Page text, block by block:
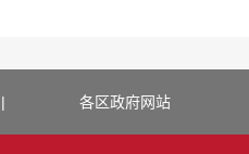
| 各区政府网站